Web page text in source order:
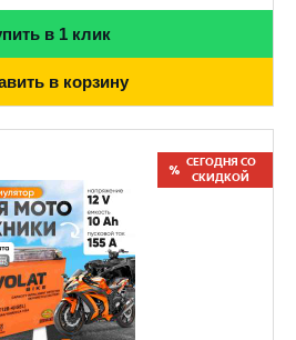
в 1 клик
в корзину
СЕГОДНЯ СО
СКИДКОЙ